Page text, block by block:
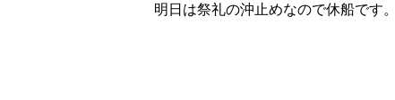
明日は祭礼の沖止めなので休船です。